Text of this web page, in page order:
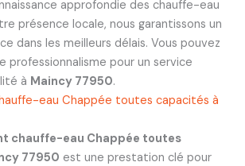
approfondie des chauffe-eau
présence locale, nous garantissons un
dans les meilleurs délais. Vous pouvez
professionnalisme pour un service
à Maincy 77950.
eau Chappée toutes capacités à
chauffe-eau Chappée toutes
77950 est une prestation clé pour